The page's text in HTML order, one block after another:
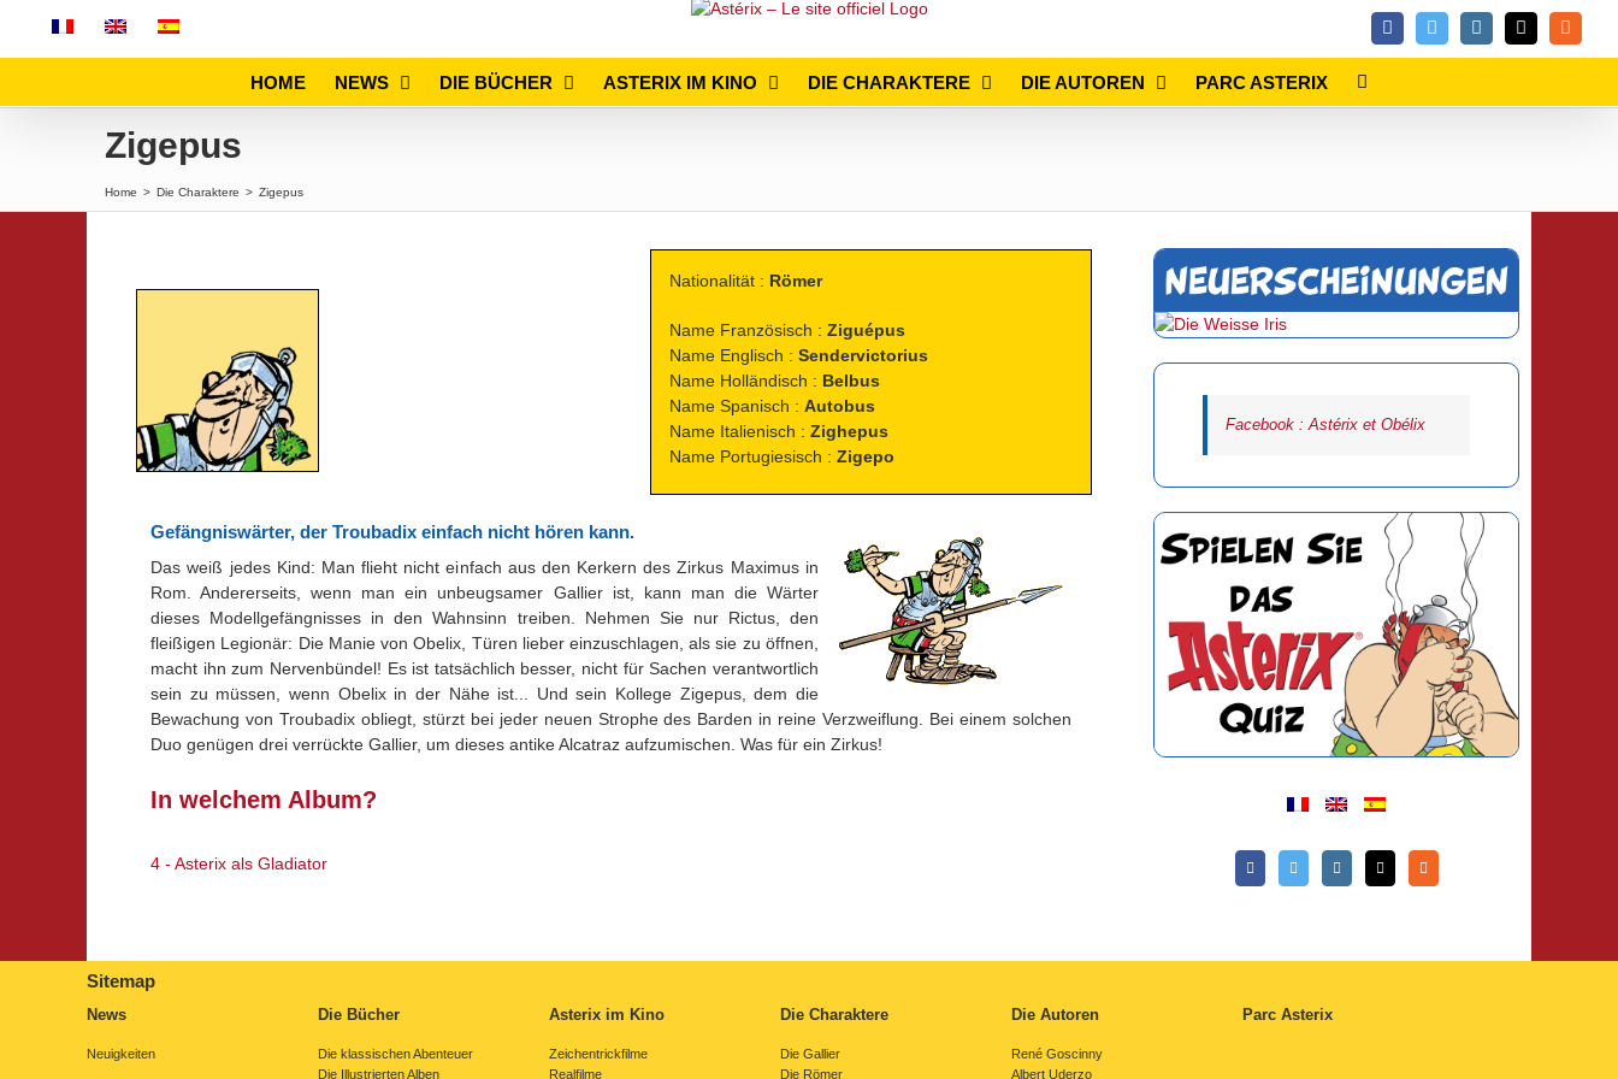
content
FacebookTwitterInstagramEmailRss
HOME NEWS DIE BÜCHER ASTERIX IM KINO DIE CHARAKTERE DIE AUTOREN PARC ASTERIX
Zigepus
Home > Die Charaktere > Zigepus
Nationalität : Römer
Name Französisch :Ziguépus
Name Englisch :Sendervictorius
Name Holländisch : Belbus
Name Spanisch :Autobus
Name Italienisch :Zighepus
Name Portugiesisch :Zigepo
Gefängniswärter, der Troubadix einfach nicht hören kann.
Das weiß jedes Kind: Man flieht nicht einfach aus den Kerkern des Zirkus Maximus in
Rom. Andererseits, wenn man ein unbeugsamer Gallier ist, kann man die Wärter
dieses Modellgefängnisses in den Wahnsinn treiben. Nehmen Sie nur Rictus, den
fleißigen Legionär: Die Manie von Obelix, Türen lieber einzuschlagen, als sie zu öffnen,
macht ihn zum Nervenbündel! Es ist tatsächlich besser, nicht für Sachen verantwortlich
sein zu müssen, wenn Obelix in der Nähe ist... Und sein Kollege Zigepus, dem die
Bewachung von Troubadix obliegt, stürzt bei jeder neuen Strophe des Barden in reine Verzweiflung. Bei einem solchen
Duo genügen drei verrückte Gallier, um dieses antike Alcatraz aufzumischen. Was für ein Zirkus!
In welchem Album?
4 - Asterix als Gladiator
Facebook : Astérix et Obélix
Sitemap
News
Neuigkeiten
Die Bücher
Die klassischen Abenteuer
Die Illustrierten Alben
Asterix im Kino
Zeichentrickfilme
Realfilme
Die Charaktere
Die Gallier
Die Römer
Die Autoren
René Goscinny
Albert Uderzo
Parc Asterix